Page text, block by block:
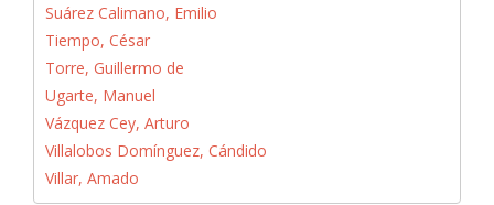
Suárez Calimano, Emilio
Tiempo, César
Torre, Guillermo de
Ugarte, Manuel
Vázquez Cey, Arturo
Villalobos Domínguez, Cándido
Villar, Amado